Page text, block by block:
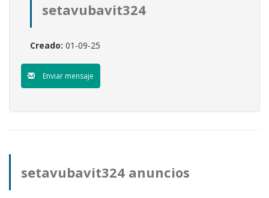
setavubavit324
Creado: 01-09-25
Enviar mensaje
setavubavit324 anuncios